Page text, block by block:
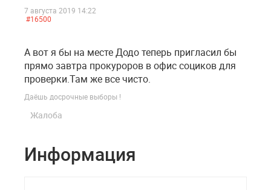
7 августа 2019 14:22
#16500
А вот я бы на месте Додо теперь пригласил бы
прямо завтра прокуроров в офис социков для
проверки.Там же все чисто.
Даёшь досрочные выборы !
Жалоба
Информация